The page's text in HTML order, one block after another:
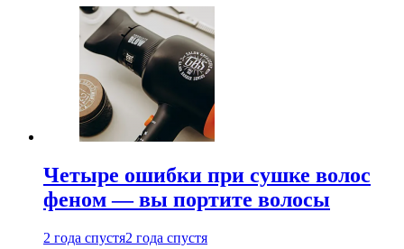
Четыре ошибки при сушке волос
феном — вы портите волосы
2 года спустя2 года спустя